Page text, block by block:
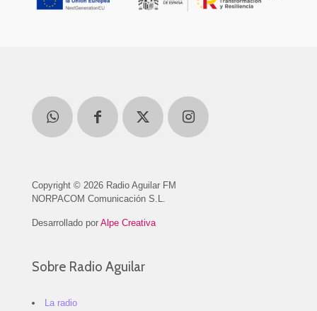
Copyright © 2026 Radio Aguilar FM
NORPACOM Comunicación S.L.
Desarrollado por Alpe Creativa
Sobre Radio Aguilar
La radio